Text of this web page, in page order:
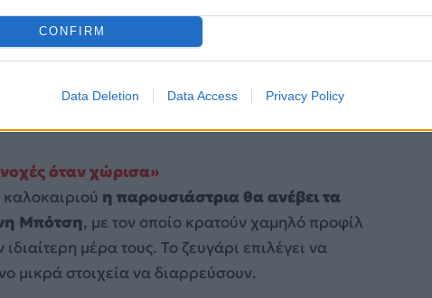
CONFIRM
Data Deletion Data Access Privacy Policy
όταν χώρισα»
καλοκαιριού η παρουσιάστρια θα ανέβει τα
Μπότση, με τον οποίο κρατούν χαμηλό προφίλ
μέρα τους. Το ζευγάρι επιλέγει να
μικρά στοιχεία να διαρρεύσουν.